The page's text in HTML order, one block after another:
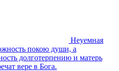
Неуемная
покою души, а
долготерпению и матерь
вере в Бога.